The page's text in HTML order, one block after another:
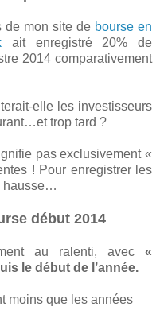
de mon site de bourse en
ait enregistré 20% de
2014 comparativement
elle les investisseurs
trop tard ?
pas exclusivement «
! Pour enregistrer les
hausse…
début 2014
au ralenti, avec «
le début de l’année.
moins que les années